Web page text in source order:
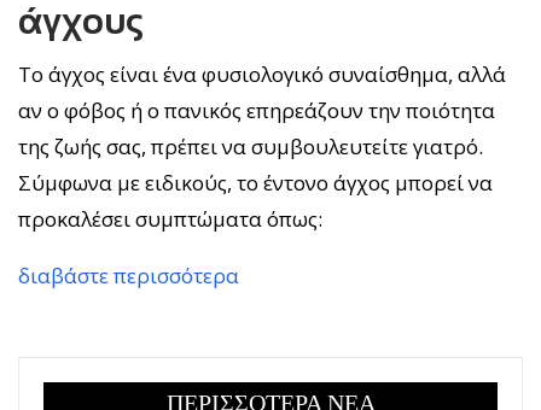
άγχους
Το άγχος είναι ένα φυσιολογικό συναίσθημα, αλλά
αν ο φόβος ή ο πανικός επηρεάζουν την ποιότητα
της ζωής σας, πρέπει να συμβουλευτείτε γιατρό.
Σύμφωνα με ειδικούς, το έντονο άγχος μπορεί να
προκαλέσει συμπτώματα όπως:
διαβάστε περισσότερα
ΠΕΡΙΣΣΟΤΕΡΑ ΝΕΑ